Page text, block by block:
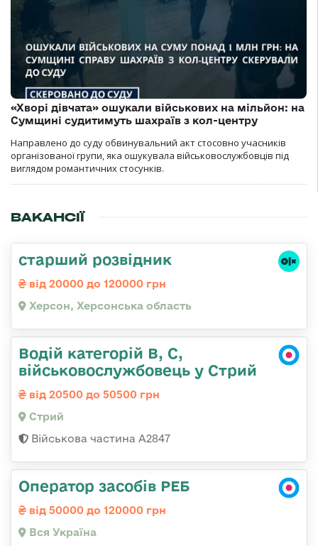
«Хворі дівчата» ошукали військових на мільйон: на
Сумщині судитимуть шахраїв з кол-центру
Направлено до суду обвинувальний акт стосовно учасників
організованої групи, яка ошукувала військовослужбовців під
виглядом романтичних стосунків.
ВАКАНСІЇ
старший розвідник
від 20000 до 120000 грн
Херсон, Херсонська область
Водій категорій B, C,
військовослужбовець у Стрий
від 20500 до 50500 грн
Стрий
Військова частина А2847
Оператор засобів РЕБ
від 50000 до 120000 грн
Вся Україна